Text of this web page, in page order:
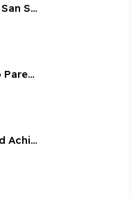
Carlo Montecatini a San Salvatore
Eremo di San Pietro Parenzi
Vescovo Fontana ad Achilleo